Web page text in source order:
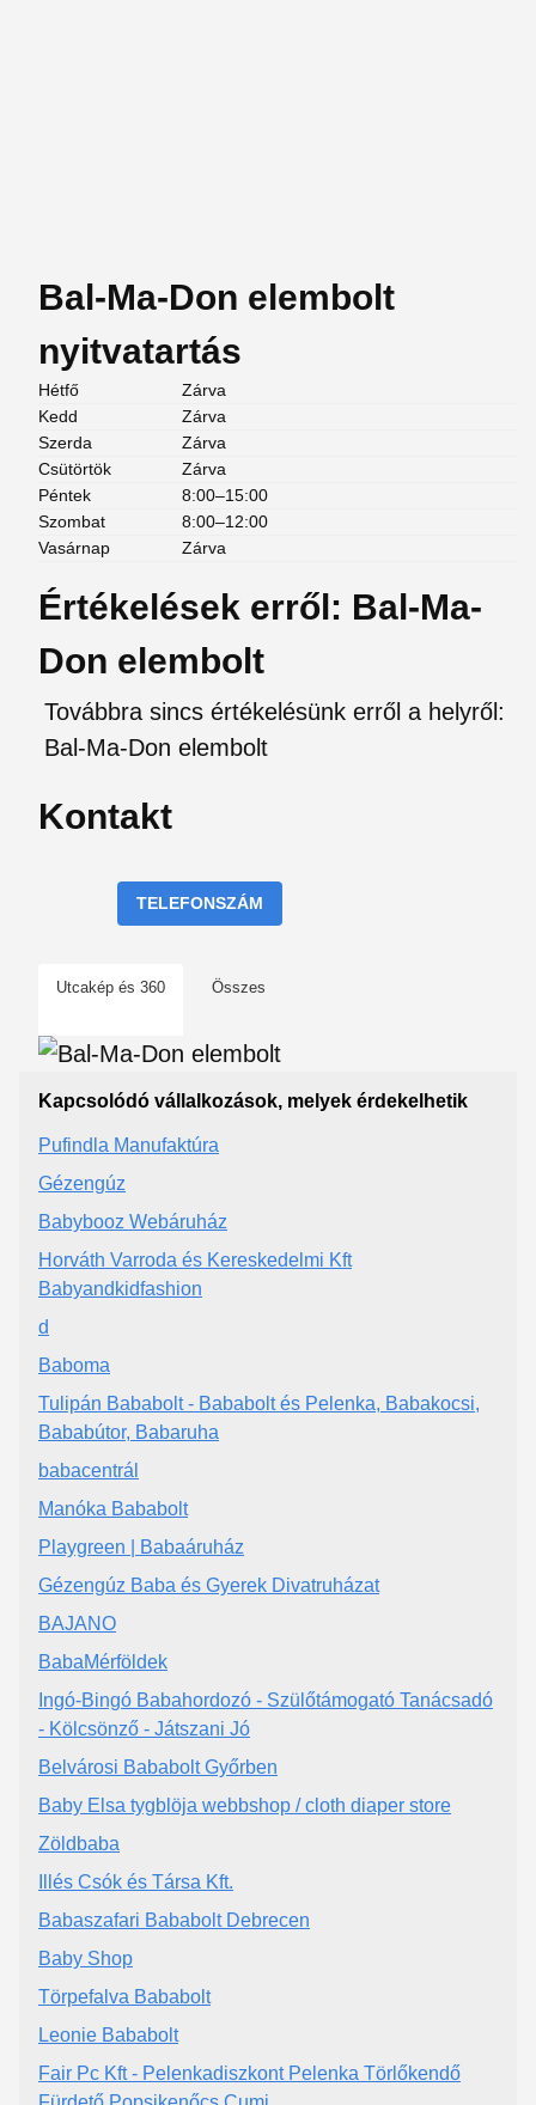
Bal-Ma-Don elembolt
nyitvatartás
Hétfő
Zárva
Kedd
Zárva
Szerda
Zárva
Csütörtök
Zárva
Péntek
8:00–15:00
Szombat
8:00–12:00
Vasárnap
Zárva
Értékelések erről: Bal-Ma-
Don elembolt
Továbbra sincs értékelésünk erről a helyről:
Bal-Ma-Don elembolt
Kontakt
TELEFONSZÁM
Utcakép és 360 Összes
Kapcsolódó vállalkozások, melyek érdekelhetik
Pufindla Manufaktúra
Gézengúz
Babybooz Webáruház
Horváth Varroda és Kereskedelmi Kft
Babyandkidfashion
d
Baboma
Tulipán Bababolt - Bababolt és Pelenka, Babakocsi,
Bababútor, Babaruha
babacentrál
Manóka Bababolt
Playgreen | Babaáruház
Gézengúz Baba és Gyerek Divatruházat
BAJANO
BabaMérföldek
Ingó-Bingó Babahordozó - Szülőtámogató Tanácsadó
- Kölcsönző - Játszani Jó
Belvárosi Bababolt Győrben
Baby Elsa tygblöja webbshop / cloth diaper store
Zöldbaba
Illés Csók és Társa Kft.
Babaszafari Bababolt Debrecen
Baby Shop
Törpefalva Bababolt
Leonie Bababolt
Fair Pc Kft - Pelenkadiszkont Pelenka Törlőkendő